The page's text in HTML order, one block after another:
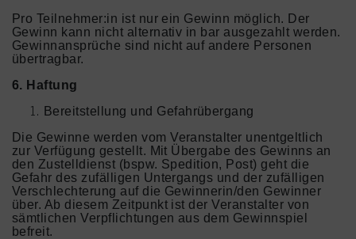
Pro Teilnehmer:in ist nur ein Gewinn möglich. Der
Gewinn kann nicht alternativ in bar ausgezahlt werden.
Gewinnansprüche sind nicht auf andere Personen
übertragbar.
6. Haftung
Bereitstellung und Gefahrübergang
Die Gewinne werden vom Veranstalter unentgeltlich
zur Verfügung gestellt. Mit Übergabe des Gewinns an
den Zustelldienst (bspw. Spedition, Post) geht die
Gefahr des zufälligen Untergangs und der zufälligen
Verschlechterung auf die Gewinnerin/den Gewinner
über. Ab diesem Zeitpunkt ist der Veranstalter von
sämtlichen Verpflichtungen aus dem Gewinnspiel
befreit.